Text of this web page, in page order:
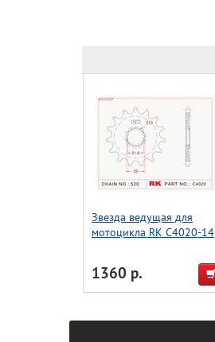
Звезда ведущая для
мотоцикла RK C4020-14
1360 р.